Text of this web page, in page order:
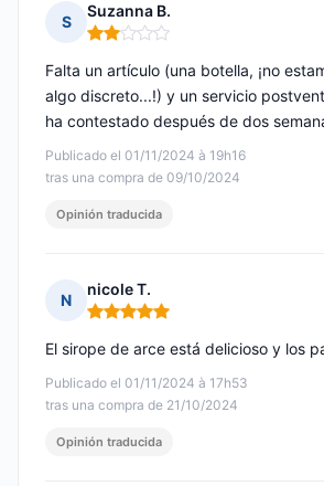
S
Suzanna B.
Nota: 2 de 5
Publicado el 01/11/2024 à 19h16
tras una compra de 09/10/2024
Falta un artículo (una botella, ¡no
algo discreto...!) y un servicio
ha contestado después de dos
Opinión traducida
N
nicole T.
Nota: 5 de 5
Publicado el 01/11/2024 à 17h53
tras una compra de 21/10/2024
El sirope de arce está delicioso y los
Opinión traducida